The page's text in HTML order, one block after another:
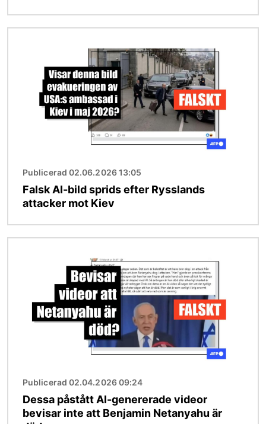
Publicerad 02.06.2026 13:05
Falsk AI-bild sprids efter Rysslands
attacker mot Kiev
Publicerad 02.04.2026 09:24
Dessa påstått AI-genererade videor
bevisar inte att Benjamin Netanyahu är